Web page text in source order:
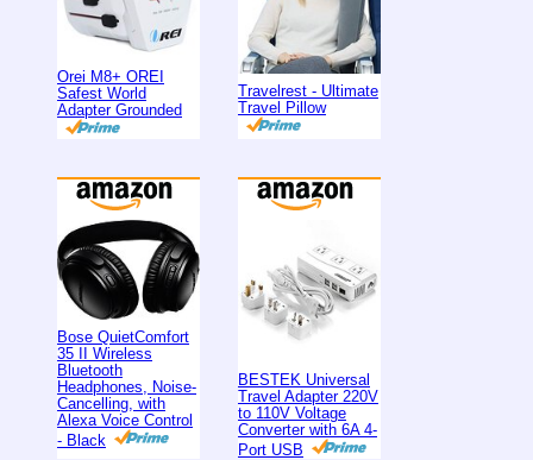
Orei M8+ OREI
Safest World
Adapter Grounded
Travelrest - Ultimate
Travel Pillow
Bose QuietComfort
35 II Wireless
Bluetooth
Headphones, Noise-
Cancelling, with
Alexa Voice Control
- Black
BESTEK Universal
Travel Adapter 220V
to 110V Voltage
Converter with 6A 4-
Port USB